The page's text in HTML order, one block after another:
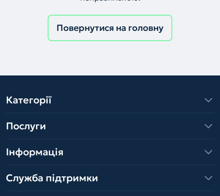
Повернутися на головну
Категорії
Послуги
Інформація
Служба підтримки